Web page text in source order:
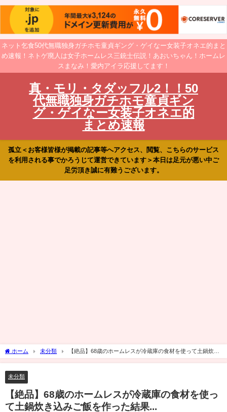
ネット乞食50代無職独身ガチホモ童貞ギング・ゲイなー女装子オネエ的まと
め速報！ネトゲ廃人は女子ホームレス三銃士伝説！あおいちゃん！ホームレ
スまなみ！愛内アイラ応援してます！
真・モリ・タダッフル2！！50
代無職独身ガチホモ童貞ギン
グ・ゲイなー女装子オネエ的
まとめ速報
孤立＜お客様皆様が掲載の記事等へアクセス、閲覧、こちらのサービス
を利用される事でかろうじて運営できています＞本日は足元が悪い中ご
足労頂き誠に有難うございます。
ホーム 未分類
【絶品】68歳のホームレスが冷蔵庫の食材を使って土鍋炊き
込みご飯を作った結果...
未分類
【絶品】68歳のホームレスが冷蔵庫の食材を使っ
て土鍋炊き込みご飯を作った結果...